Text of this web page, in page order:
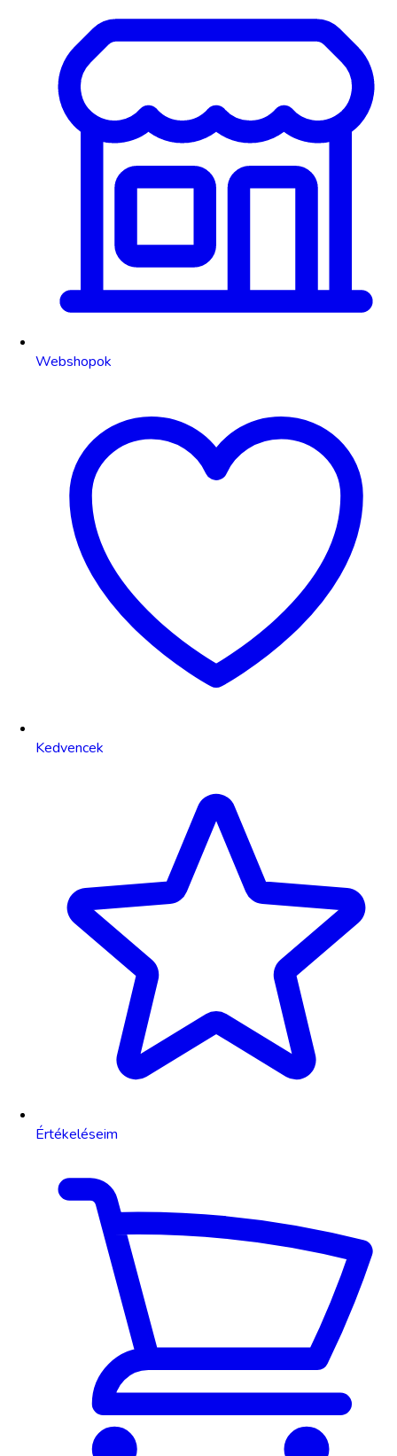
Webshopok
Kedvencek
Értékeléseim